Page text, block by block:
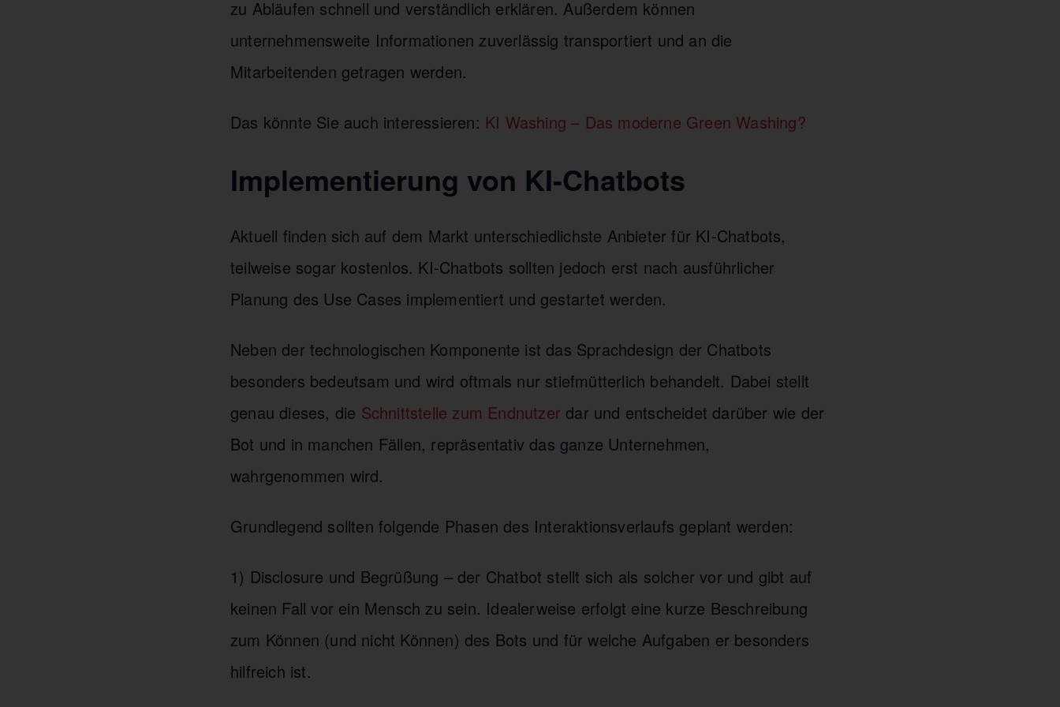
zu Abläufen schnell und verständlich erklären. Außerdem können
unternehmensweite Informationen zuverlässig transportiert und an die
Mitarbeitenden getragen werden.
Das könnte Sie auch interessieren: KI Washing – Das moderne Green Washing?
Implementierung von KI-Chatbots
Aktuell finden sich auf dem Markt unterschiedlichste Anbieter für KI-Chatbots,
teilweise sogar kostenlos. KI-Chatbots sollten jedoch erst nach ausführlicher
Planung des Use Cases implementiert und gestartet werden.
Neben der technologischen Komponente ist das Sprachdesign der Chatbots
besonders bedeutsam und wird oftmals nur stiefmütterlich behandelt. Dabei stellt
genau dieses, die Schnittstelle zum Endnutzer dar und entscheidet darüber wie der
Bot und in manchen Fällen, repräsentativ das ganze Unternehmen,
wahrgenommen wird.
Grundlegend sollten folgende Phasen des Interaktionsverlaufs geplant werden:
1) Disclosure und Begrüßung – der Chatbot stellt sich als solcher vor und gibt auf
keinen Fall vor ein Mensch zu sein. Idealerweise erfolgt eine kurze Beschreibung
zum Können (und nicht Können) des Bots und für welche Aufgaben er besonders
hilfreich ist.